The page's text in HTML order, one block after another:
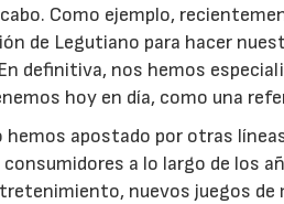
Como ejemplo,
de Legutiano para hacer
definitiva, nos hemos
hoy en día, como una
hemos apostado por otras
a lo largo de los
nuevos juegos